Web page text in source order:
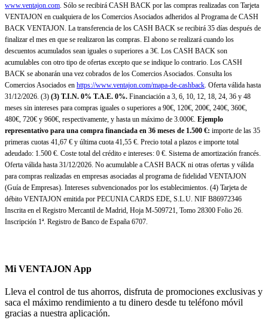
www.ventajon.com. Sólo se recibirá CASH BACK por las compras realizadas con Tarjeta
VENTAJON en cualquiera de los Comercios Asociados adheridos al Programa de CASH
BACK VENTAJON. La transferencia de los CASH BACK se recibirá 35 días después de
finalizar el mes en que se realizaron las compras. El abono se realizará cuando los
descuentos acumulados sean iguales o superiores a 3€. Los CASH BACK son
acumulables con otro tipo de ofertas excepto que se indique lo contrario. Los CASH
BACK se abonarán una vez cobrados de los Comercios Asociados. Consulta los
Comercios Asociados en https://www.ventajon.com/mapa-de-cashback. Oferta válida hasta
31/12/2026. (3) (3) T.I.N. 0% T.A.E. 0%. Financiación a 3, 6, 10, 12, 18, 24, 36 y 48
meses sin intereses para compras iguales o superiores a 90€, 120€, 200€, 240€, 360€,
480€, 720€ y 960€, respectivamente, y hasta un máximo de 3.000€. Ejemplo
representativo para una compra financiada en 36 meses de 1.500 €: importe de las 35
primeras cuotas 41,67 € y última cuota 41,55 €. Precio total a plazos e importe total
adeudado: 1.500 €. Coste total del crédito e intereses: 0 €. Sistema de amortización francés.
Oferta válida hasta 31/12/2026. No acumulable a CASH BACK ni otras ofertas y válida
para compras realizadas en empresas asociadas al programa de fidelidad VENTAJON
(Guía de Empresas). Intereses subvencionados por los establecimientos. (4) Tarjeta de
débito VENTAJON emitida por PECUNIA CARDS EDE, S.L.U. NIF B86972346
Inscrita en el Registro Mercantil de Madrid, Hoja M-509721, Tomo 28300 Folio 26.
Inscripción 1ª. Registro de Banco de España 6707.
Mi VENTAJON App
Lleva el control de tus ahorros, disfruta de promociones exclusivas y
saca el máximo rendimiento a tu dinero desde tu teléfono móvil
gracias a nuestra aplicación.